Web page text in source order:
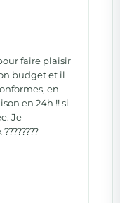
faire plaisir
budget et il
en
en 24h !! si
Je